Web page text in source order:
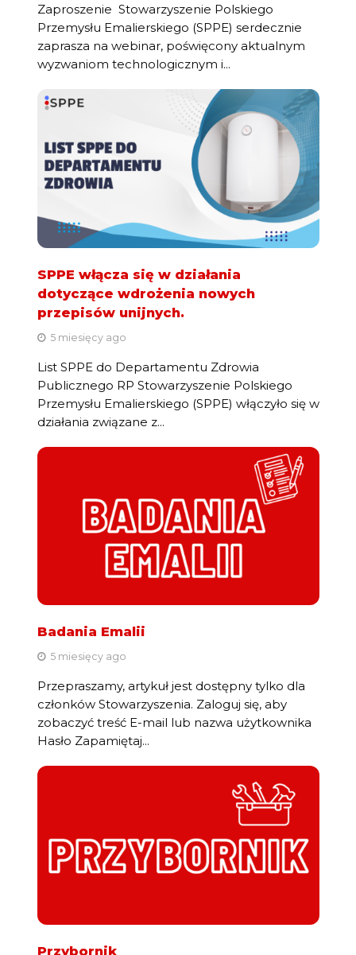
Zaproszenie Stowarzyszenie Polskiego
Przemysłu Emalierskiego (SPPE) serdecznie
zaprasza na webinar, poświęcony aktualnym
wyzwaniom technologicznym i...
SPPE włącza się w działania
dotyczące wdrożenia nowych
przepisów unijnych.
5 miesięcy ago
List SPPE do Departamentu Zdrowia
Publicznego RP Stowarzyszenie Polskiego
Przemysłu Emalierskiego (SPPE) włączyło się w
działania związane z...
Badania Emalii
5 miesięcy ago
Przepraszamy, artykuł jest dostępny tylko dla
członków Stowarzyszenia. Zaloguj się, aby
zobaczyć treść E-mail lub nazwa użytkownika
Hasło Zapamiętaj...
Przybornik